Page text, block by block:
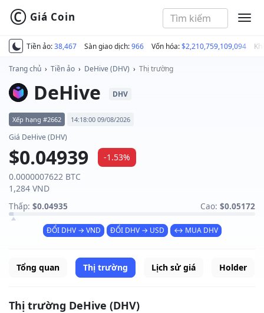
Tiền ảo:38,467 Sàn giao dịch:966 Vốn hóa:$2,210,759,109,094
© Giá Coin
Trang chủ › Tiền ảo › DeHive (DHV) › Thị trường
DeHive DHV
Xếp hạng #2662 14:18:00 09/08/2026
Giá DeHive (DHV)
$0.04939
-1.53%
0.0000007622 BTC
1,284 VND
Thấp: $0.04935 Cao: $0.05172
ĐỔI DHV → VND ĐỔI DHV → USD ↔ MUA DHV
Tổng quan Thị trường Lịch sử giá Holder
Thị trường DeHive (DHV)